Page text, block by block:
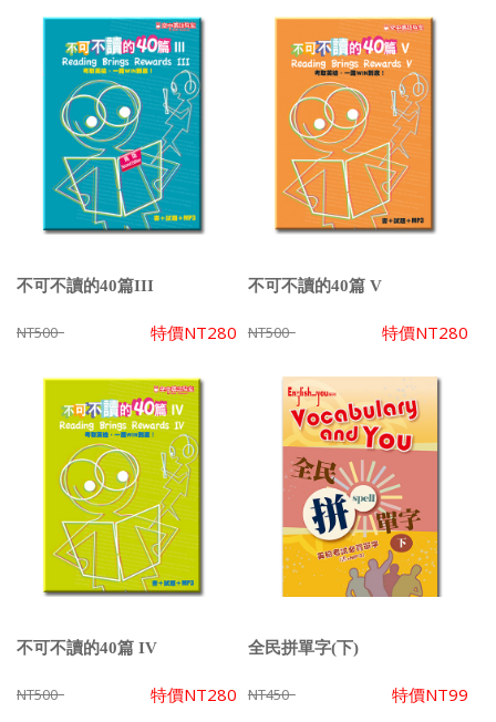
不可不讀的40篇III
NT500 特價NT280
不可不讀的40篇 V
NT500 特價NT280
不可不讀的40篇 IV
NT500 特價NT280
全民拼單字(下)
NT450 特價NT99